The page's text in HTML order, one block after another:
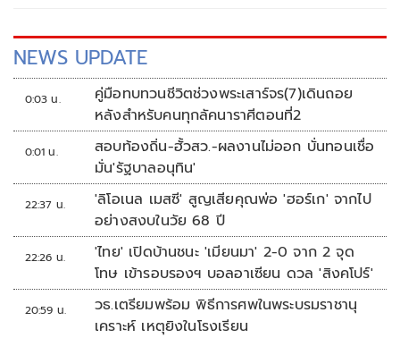
NEWS UPDATE
0:03 น.
คู่มือทบทวนชีวิตช่วงพระเสาร์จร(7)เดินถอย
หลังสำหรับคนทุกลัคนาราศีตอนที่2
0:01 น.
สอบท้องถิ่น-ฮั้วสว.-ผลงานไม่ออก บั่นทอนเชื่อ
มั่น'รัฐบาลอนุทิน'
22:37 น.
'ลิโอเนล เมสซี' สูญเสียคุณพ่อ 'ฮอร์เก' จากไป
อย่างสงบในวัย 68 ปี
22:26 น.
'ไทย' เปิดบ้านชนะ 'เมียนมา' 2-0 จาก 2 จุด
โทษ เข้ารอบรองฯ บอลอาเซียน ดวล 'สิงคโปร์'
20:59 น.
วธ.เตรียมพร้อม พิธีการศพในพระบรมราชานุ
เคราะห์ เหตุยิงในโรงเรียน